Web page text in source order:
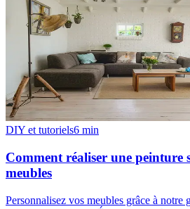
DIY et tutoriels6 min
Comment réaliser une peinture
meubles
Personnalisez vos meubles grâce à notre